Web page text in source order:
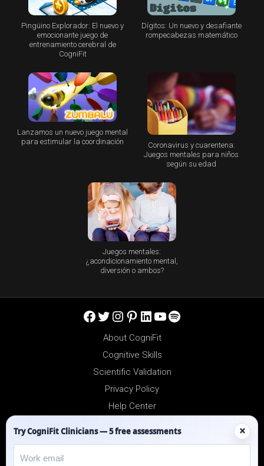
Pingüino Explorador: El nuevo y
emocionante juego de
entrenamiento cerebral de
CogniFit
Dígitos: Un nuevo y desafiante
rompecabezas matemático
Lanzamos un nuevo juego mental
para estimular la coordinación
Coronavirus y cuarentena:
Juegos mentales para niños
según su edad
Juegos mentales:
¿acondicionamiento mental,
diversión o ambos?
Facebook
Twitter
Instagram
Pinterest
LinkedIn
YouTube
Spotify
About CogniFit
Cognitive Skills
Scientific Validation
Privacy Policy
Help Center
Try CogniFit Clinicians — 5 free assessments ×